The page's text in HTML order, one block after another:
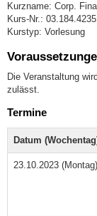
Kurzname: Corp.
Kurs-Nr.: 03.184.4235
Kurstyp: Vorlesung
Die Veranstaltung
zulässt.
Termine
Datum
23.10.2023 (Montag)